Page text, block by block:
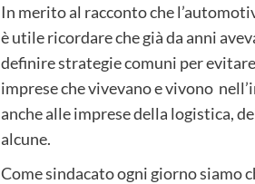
In merito al racconto che
è utile ricordare che già da anni
definire strategie comuni per
imprese che vivevano e vivono
anche alle imprese della logistica,
alcune.
Come sindacato ogni giorno siamo